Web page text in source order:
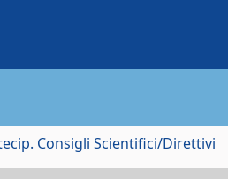
Consigli Scientifici/Direttivi